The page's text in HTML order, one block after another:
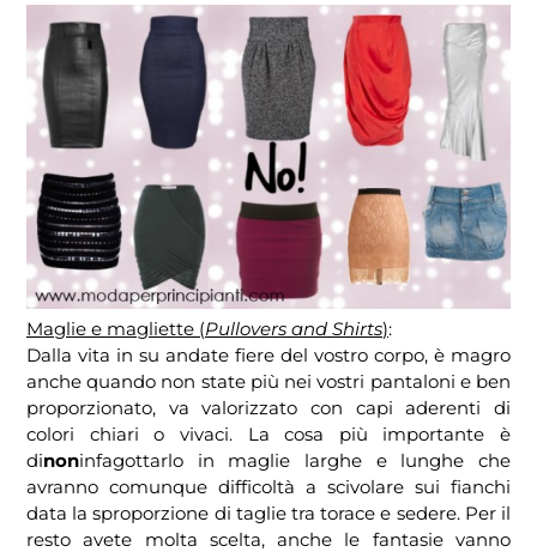
Maglie e magliette (Pullovers and Shirts):
Dalla vita in su andate fiere del vostro corpo, è magro
anche quando non state più nei vostri pantaloni e ben
proporzionato, va valorizzato con capi aderenti di
colori chiari o vivaci. La cosa più importante è
dinoninfagottarlo in maglie larghe e lunghe che
avranno comunque difficoltà a scivolare sui fianchi
data la sproporzione di taglie tra torace e sedere. Per il
resto avete molta scelta, anche le fantasie vanno